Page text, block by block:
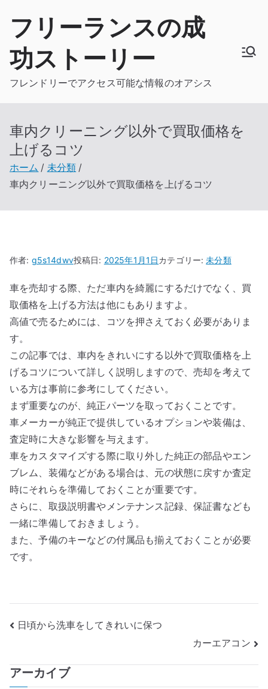
フリーランスの成
功ストーリー
フレンドリーでアクセス可能な情報のオアシス
車内クリーニング以外で買取価格を
上げるコツ
ホーム
未分類
車内クリーニング以外で買取価格を上げるコツ
作者: g5s14dwv投稿日: 2025年1月1日カテゴリー:未分類
車を売却する際、ただ車内を綺麗にするだけでなく、買
取価格を上げる方法は他にもありますよ。
高値で売るためには、コツを押さえておく必要がありま
す。
この記事では、車内をきれいにする以外で買取価格を上
げるコツについて詳しく説明しますので、売却を考えて
いる方は事前に参考にしてください。
まず重要なのが、純正パーツを取っておくことです。
車メーカーが純正で提供しているオプションや装備は、
査定時に大きな影響を与えます。
車をカスタマイズする際に取り外した純正の部品やエン
ブレム、装備などがある場合は、元の状態に戻すか査定
時にそれらを準備しておくことが重要です。
さらに、取扱説明書やメンテナンス記録、保証書なども
一緒に準備しておきましょう。
また、予備のキーなどの付属品も揃えておくことが必要
です。
投
ナ
日頃から洗車をしてきれいに保つ
カーエアコン
アーカイブ